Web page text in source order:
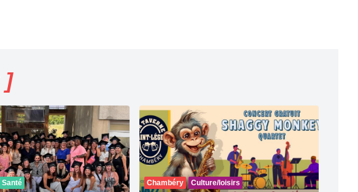
]
Santé Chambéry Culture/loisirs